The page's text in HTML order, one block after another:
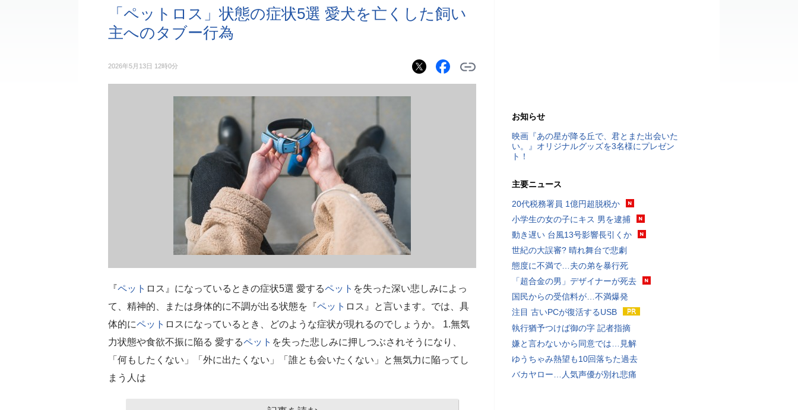
「ペットロス」状態の症状5選 愛犬を亡くした飼い
主へのタブー行為
2026年5月13日 12時0分
『ペット ロス』になっているときの症状5選 愛するペット を失った深い悲しみによっ
て、精神的、または身体的に不調が出る状態を『ペット ロス』と言います。では、具
体的にペット ロスになっているとき、どのような症状が現れるのでしょうか。 1.無気
力状態や食欲不振に陥る 愛するペット を失った悲しみに押しつぶされそうになり、
「何もしたくない」「外に出たくない」「誰とも会いたくない」と無気力に陥ってし
まう人は
お知らせ
映画『あの星が降る丘で、君とまた出会いた
い。』オリジナルグッズを3名様にプレゼン
ト！
主要ニュース
20代税務署員 1億円超脱税か
小学生の女の子にキス 男を逮捕
動き遅い 台風13号影響長引くか
世紀の大誤審? 晴れ舞台で悲劇
態度に不満で…夫の弟を暴行死
「超合金の男」デザイナーが死去
国民からの受信料が…不満爆発
注目 古いPCが復活するUSB
執行猶予つけば御の字 記者指摘
嫌と言わないから同意では…見解
ゆうちゃみ熱望も10回落ちた過去
バカヤロー…人気声優が別れ悲痛